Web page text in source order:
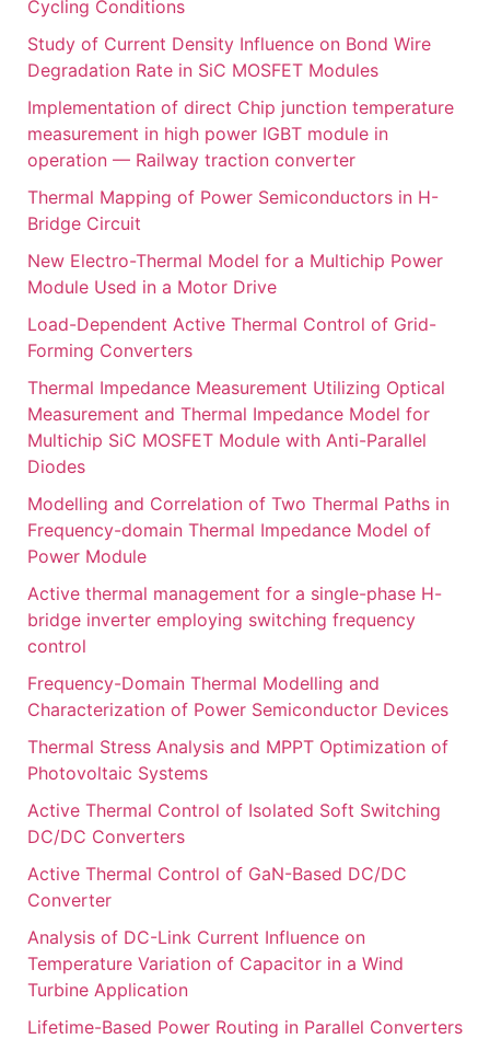
Cycling Conditions
Study of Current Density Influence on Bond Wire
Degradation Rate in SiC MOSFET Modules
Implementation of direct Chip junction temperature
measurement in high power IGBT module in
operation — Railway traction converter
Thermal Mapping of Power Semiconductors in H-
Bridge Circuit
New Electro-Thermal Model for a Multichip Power
Module Used in a Motor Drive
Load-Dependent Active Thermal Control of Grid-
Forming Converters
Thermal Impedance Measurement Utilizing Optical
Measurement and Thermal Impedance Model for
Multichip SiC MOSFET Module with Anti-Parallel
Diodes
Modelling and Correlation of Two Thermal Paths in
Frequency-domain Thermal Impedance Model of
Power Module
Active thermal management for a single-phase H-
bridge inverter employing switching frequency
control
Frequency-Domain Thermal Modelling and
Characterization of Power Semiconductor Devices
Thermal Stress Analysis and MPPT Optimization of
Photovoltaic Systems
Active Thermal Control of Isolated Soft Switching
DC/DC Converters
Active Thermal Control of GaN-Based DC/DC
Converter
Analysis of DC-Link Current Influence on
Temperature Variation of Capacitor in a Wind
Turbine Application
Lifetime-Based Power Routing in Parallel Converters